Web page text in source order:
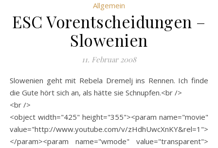
Allgemein
ESC Vorentscheidungen –
Slowenien
11. Februar 2008
Slowenien geht mit Rebela Dremelj ins Rennen. Ich finde
die Gute hört sich an, als hätte sie Schnupfen.<br />
<br />
<object width="425" height="355"><param name="movie"
value="http://www.youtube.com/v/zHdhUwcXnKY&rel=1">
</param><param name="wmode" value="transparent">